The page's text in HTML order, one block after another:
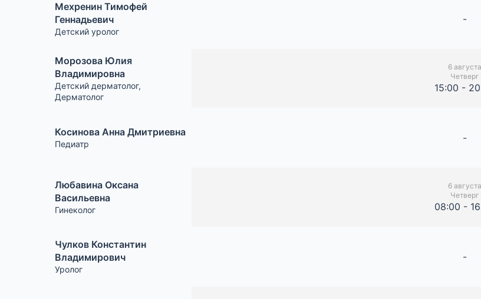
Мехренин Тимофей
Геннадьевич
Детский уролог
Морозова Юлия
Владимировна
Детский дерматолог,
Дерматолог
Косинова Анна Дмитриевна
Педиатр
Любавина Оксана
Васильевна
Гинеколог
Чулков Константин
Владимирович
Уролог
-
6 августа
Четверг
15:00 -
-
6 августа
Четверг
08:00 -
-